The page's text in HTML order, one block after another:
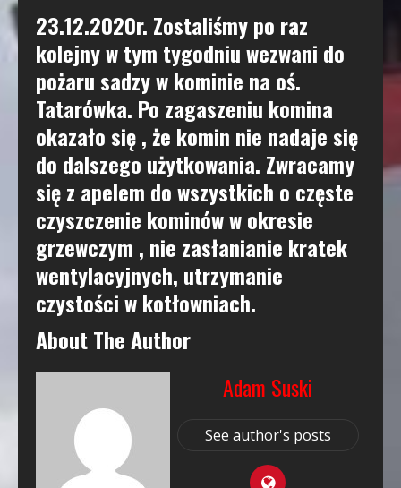
23.12.2020r. Zostaliśmy po raz
kolejny w tym tygodniu wezwani do
pożaru sadzy w kominie na oś.
Tatarówka. Po zagaszeniu komina
okazało się , że komin nie nadaje się
do dalszego użytkowania. Zwracamy
się z apelem do wszystkich o częste
czyszczenie kominów w okresie
grzewczym , nie zasłanianie kratek
wentylacyjnych, utrzymanie
czystości w kotłowniach.
About The Author
Adam Suski
See author's posts